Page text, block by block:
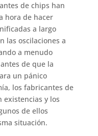
de chips han
hora de hacer
a largo
las oscilaciones a
a menudo
de que la
un pánico
los fabricantes de
existencias y los
de ellos
situación.